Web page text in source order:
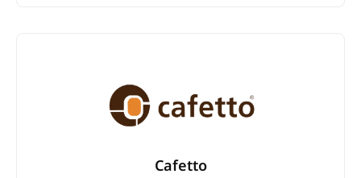
Cafetto